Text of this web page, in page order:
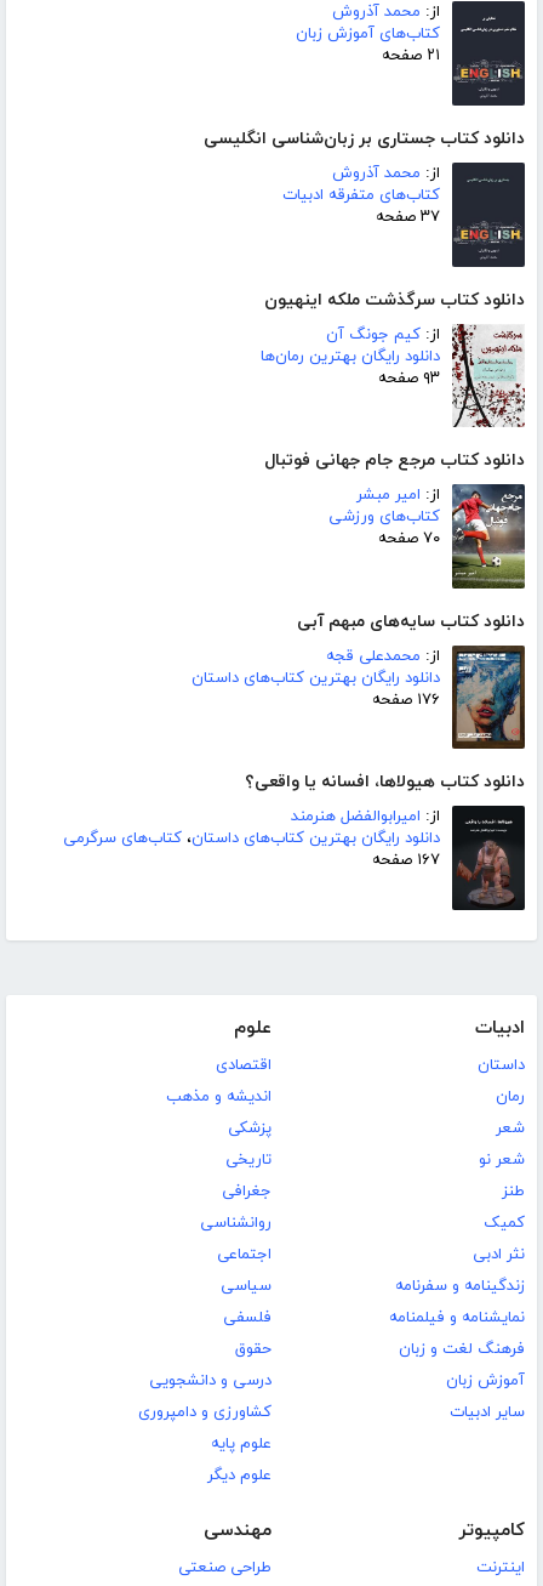
از: محمد آذروش
کتاب‌های آموزش زبان
۲۱ صفحه
دانلود کتاب جستاری بر زبان‌شناسی انگلیسی
از: محمد آذروش
کتاب‌های متفرقه ادبیات
۳۷ صفحه
دانلود کتاب سرگذشت ملکه اینهیون
از: کیم جونگ آن
دانلود رایگان بهترین رمان‌ها
۹۳ صفحه
دانلود کتاب مرجع جام جهانی فوتبال
از: امیر مبشر
کتاب‌های ورزشی
۷۰ صفحه
دانلود کتاب سایه‌های مبهم آبی
از: محمدعلی قجه
دانلود رایگان بهترین کتاب‌های داستان
۱۷۶ صفحه
دانلود کتاب هیولاها، افسانه یا واقعی؟
از: امیرابوالفضل هنرمند
دانلود رایگان بهترین کتاب‌های داستان، کتاب‌های سرگرمی
۱۶۷ صفحه
ادبیات
داستان
رمان
شعر
شعر نو
طنز
کمیک
نثر ادبی
زندگینامه و سفرنامه
نمایشنامه و فیلمنامه
فرهنگ لغت و زبان
آموزش زبان
سایر ادبیات
علوم
اقتصادی
اندیشه و مذهب
پزشکی
تاریخی
جغرافی
روانشناسی
اجتماعی
سیاسی
فلسفی
حقوق
درسی و دانشجویی
کشاورزی و دامپروری
علوم پایه
علوم دیگر
کامپیوتر
اینترنت
مهندسی
طراحی صنعتی